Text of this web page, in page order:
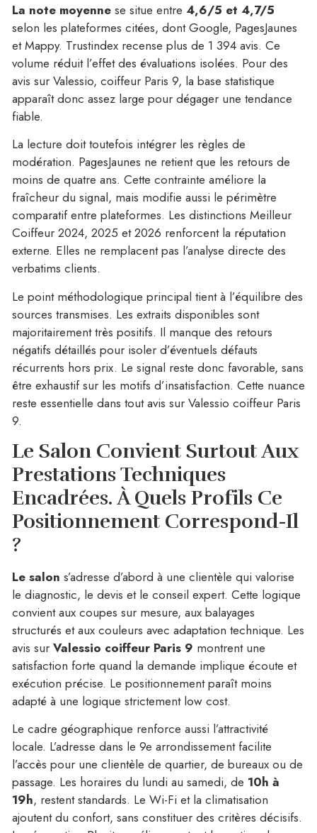
La note moyenne se situe entre 4,6/5 et 4,7/5
selon les plateformes citées, dont Google, PagesJaunes
et Mappy. Trustindex recense plus de 1 394 avis. Ce
volume réduit l’effet des évaluations isolées. Pour des
avis sur Valessio, coiffeur Paris 9, la base statistique
apparaît donc assez large pour dégager une tendance
fiable.
La lecture doit toutefois intégrer les règles de
modération. PagesJaunes ne retient que les retours de
moins de quatre ans. Cette contrainte améliore la
fraîcheur du signal, mais modifie aussi le périmètre
comparatif entre plateformes. Les distinctions Meilleur
Coiffeur 2024, 2025 et 2026 renforcent la réputation
externe. Elles ne remplacent pas l’analyse directe des
verbatims clients.
Le point méthodologique principal tient à l’équilibre des
sources transmises. Les extraits disponibles sont
majoritairement très positifs. Il manque des retours
négatifs détaillés pour isoler d’éventuels défauts
récurrents hors prix. Le signal reste donc favorable, sans
être exhaustif sur les motifs d’insatisfaction. Cette nuance
reste essentielle dans tout avis sur Valessio coiffeur Paris
9.
Le Salon Convient Surtout Aux
Prestations Techniques
Encadrées. À Quels Profils Ce
Positionnement Correspond-Il
?
Le salon s’adresse d’abord à une clientèle qui valorise
le diagnostic, le devis et le conseil expert. Cette logique
convient aux coupes sur mesure, aux balayages
structurés et aux couleurs avec adaptation technique. Les
avis sur Valessio coiffeur Paris 9 montrent une
satisfaction forte quand la demande implique écoute et
exécution précise. Le positionnement paraît moins
adapté à une logique strictement low cost.
Le cadre géographique renforce aussi l’attractivité
locale. L’adresse dans le 9e arrondissement facilite
l’accès pour une clientèle de quartier, de bureaux ou de
passage. Les horaires du lundi au samedi, de 10h à
19h, restent standards. Le Wi-Fi et la climatisation
ajoutent du confort, sans constituer des critères décisifs.